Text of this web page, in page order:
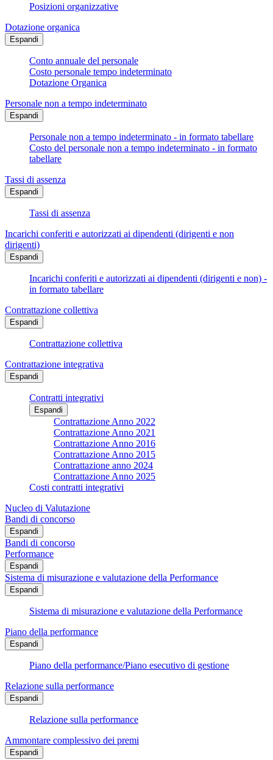
Posizioni organizzative
Dotazione organica
Espandi
Conto annuale del personale
Costo personale tempo indeterminato
Dotazione Organica
Personale non a tempo indeterminato
Espandi
Personale non a tempo indeterminato - in formato tabellare
Costo del personale non a tempo indeterminato - in formato
tabellare
Tassi di assenza
Espandi
Tassi di assenza
Incarichi conferiti e autorizzati ai dipendenti (dirigenti e non
dirigenti)
Espandi
Incarichi conferiti e autorizzati ai dipendenti (dirigenti e non) -
in formato tabellare
Contrattazione collettiva
Espandi
Contrattazione collettiva
Contrattazione integrativa
Espandi
Contratti integrativi
Espandi
Contrattazione Anno 2022
Contrattazione Anno 2021
Contrattazione Anno 2016
Contrattazione Anno 2015
Contrattazione anno 2024
Contrattazione Anno 2025
Costi contratti integrativi
Nucleo di Valutazione
Bandi di concorso
Espandi
Bandi di concorso
Performance
Espandi
Sistema di misurazione e valutazione della Performance
Espandi
Sistema di misurazione e valutazione della Performance
Piano della performance
Espandi
Piano della performance/Piano esecutivo di gestione
Relazione sulla performance
Espandi
Relazione sulla performance
Ammontare complessivo dei premi
Espandi